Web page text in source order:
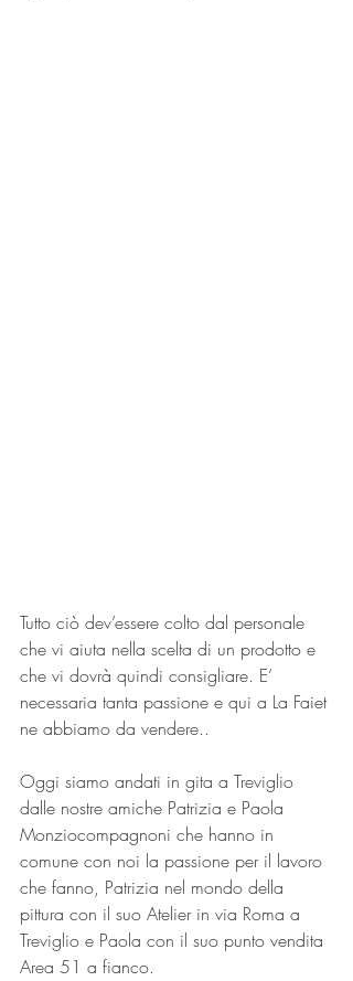
Tutto ciò dev’essere colto dal personale
che vi aiuta nella scelta di un prodotto e
che vi dovrà quindi consigliare. E’
necessaria tanta passione e qui a La Faiet
ne abbiamo da vendere..
Oggi siamo andati in gita a Treviglio
dalle nostre amiche Patrizia e Paola
Monziocompagnoni che hanno in
comune con noi la passione per il lavoro
che fanno, Patrizia nel mondo della
pittura con il suo Atelier in via Roma a
Treviglio e Paola con il suo punto vendita
Area 51 a fianco.